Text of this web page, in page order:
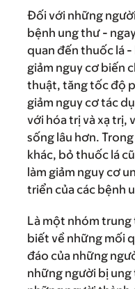
Đối với những
bệnh ung thư -
quan đến thuốc lá
giảm nguy cơ biến
thuật, tăng tốc độ
giảm nguy cơ tác
với hóa trị và xạ trị,
sống lâu hơn.
khác, bỏ thuốc lá
làm giảm nguy cơ
triển của các bệnh
Là một nhóm
biết về những mối
đáo của những
những người bị